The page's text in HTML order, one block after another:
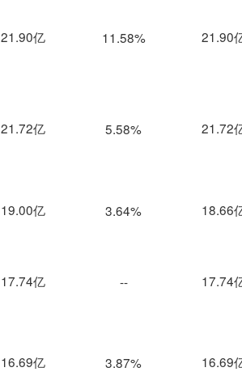
21.90亿 11.58% 21.90
21.72亿 5.58% 21.72
19.00亿 3.64% 18.66
17.74亿 -- 17.74
16.69亿 3.87% 16.69